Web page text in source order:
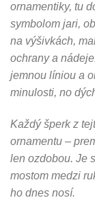
ornamentiky, tu
symbolom jari,
na výšivkách,
ochrany a
jemnou líniou a
minulosti, no
Každý šperk z
ornamentu –
len ozdobou. Je
mostom medzi
ho dnes nosí.